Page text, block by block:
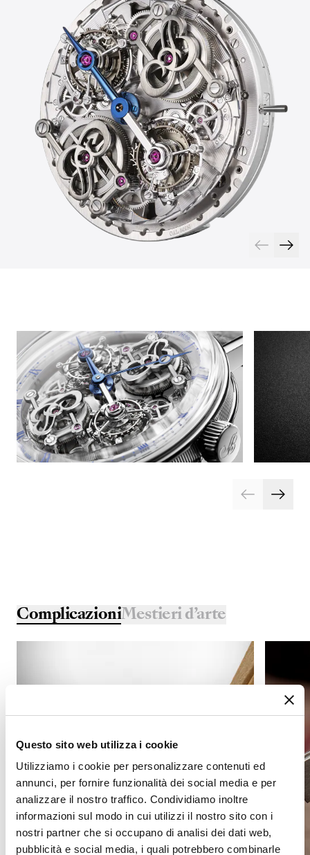
Questo sito web utilizza i cookie
Utilizziamo i cookie per personalizzare contenuti ed
annunci, per fornire funzionalità dei social media e per
analizzare il nostro traffico. Condividiamo inoltre
informazioni sul modo in cui utilizzi il nostro sito con i
nostri partner che si occupano di analisi dei dati web,
pubblicità e social media, i quali potrebbero combinarle
ComplicazioniMestieri d’arte